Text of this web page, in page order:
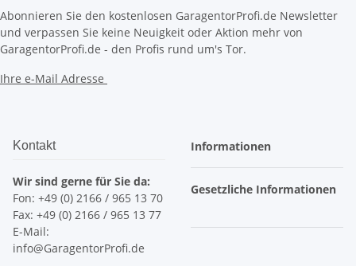
Abonnieren Sie den kostenlosen GaragentorProfi.de Newsletter
und verpassen Sie keine Neuigkeit oder Aktion mehr von
GaragentorProfi.de - den Profis rund um's Tor.
Ihre e-Mail Adresse
Kontakt
Wir sind gerne für Sie da:
Fon: +49 (0) 2166 / 965 13 70
Fax: +49 (0) 2166 / 965 13 77
E-Mail:
info@GaragentorProfi.de
Informationen
Gesetzliche Informationen